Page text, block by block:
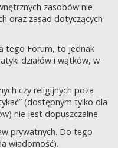
zasobów nie
oraz zasad dotyczących
tego Forum, to jednak
działów i wątków, w
czy religijnych poza
(dostępnym tylko dla
nie jest dopuszczalne.
prywatnych. Do tego
wiadomość).